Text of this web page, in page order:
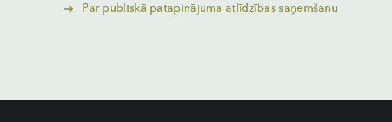
Par publiskā patapinājuma atlīdzības saņemšanu